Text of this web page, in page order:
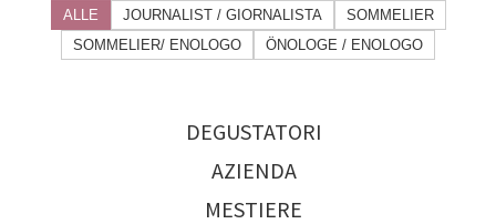
ALLE JOURNALIST / GIORNALISTA
SOMMELIER
SOMMELIER/ ENOLOGO
ÖNOLOGE / ENOLOGO
DEGUSTATORI
AZIENDA
MESTIERE